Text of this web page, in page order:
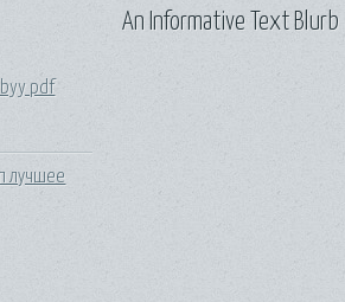
pdf
лучшее
An Informative Text Blurb